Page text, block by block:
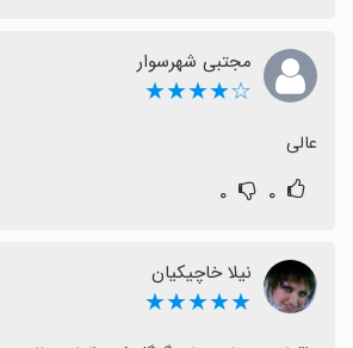
مجتبی شهرسوار
☆★★★★
عالی
۰ ۰
نیلا خاچیکیان
★★★★★